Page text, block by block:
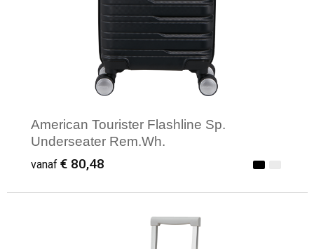
American Tourister Flashline Sp.
Underseater Rem.Wh.
vanaf € 80,48
Minimale afname: 1